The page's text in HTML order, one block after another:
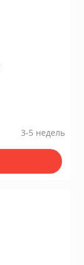
3-5 недель